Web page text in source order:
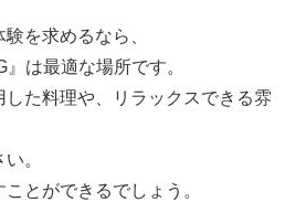
を求めるなら、
は最適な場所です。
た料理や、リラックスできる雰
。
とができるでしょう。